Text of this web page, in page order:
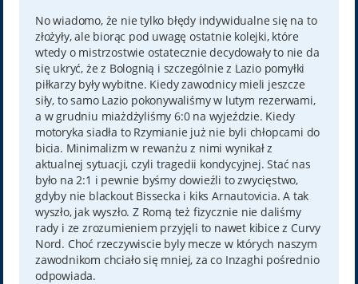
No wiadomo, że nie tylko błędy indywidualne się na to
złożyły, ale biorąc pod uwagę ostatnie kolejki, które
wtedy o mistrzostwie ostatecznie decydowały to nie da
się ukryć, że z Bolognią i szczególnie z Lazio pomyłki
piłkarzy były wybitne. Kiedy zawodnicy mieli jeszcze
siły, to samo Lazio pokonywaliśmy w lutym rezerwami,
a w grudniu miażdżyliśmy 6:0 na wyjeździe. Kiedy
motoryka siadła to Rzymianie już nie byli chłopcami do
bicia. Minimalizm w rewanżu z nimi wynikał z
aktualnej sytuacji, czyli tragedii kondycyjnej. Stać nas
było na 2:1 i pewnie byśmy dowieźli to zwycięstwo,
gdyby nie blackout Bissecka i kiks Arnautovicia. A tak
wyszło, jak wyszło. Z Romą też fizycznie nie daliśmy
rady i ze zrozumieniem przyjęli to nawet kibice z Curvy
Nord. Choć rzeczywiscie byly mecze w których naszym
zawodnikom chciało się mniej, za co Inzaghi pośrednio
odpowiada.